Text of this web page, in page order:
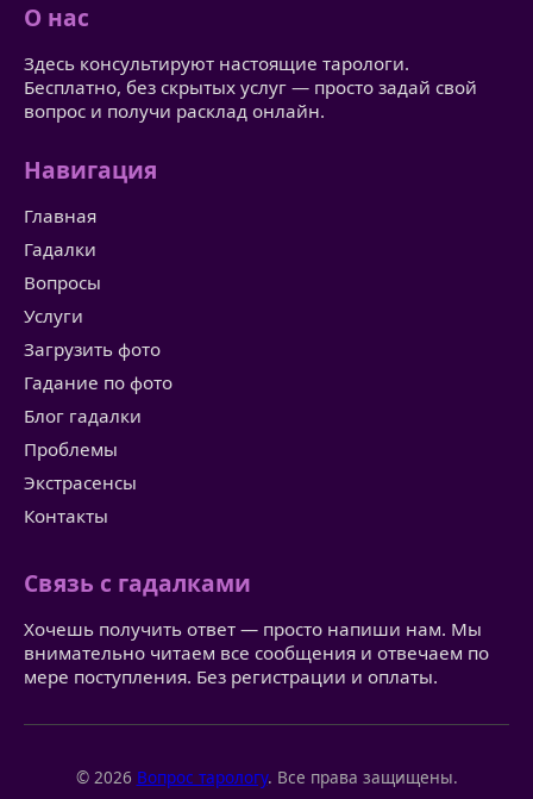
О нас
Здесь консультируют настоящие тарологи.
Бесплатно, без скрытых услуг — просто задай свой
вопрос и получи расклад онлайн.
Навигация
Главная
Гадалки
Вопросы
Услуги
Загрузить фото
Гадание по фото
Блог гадалки
Проблемы
Экстрасенсы
Контакты
Связь с гадалками
Хочешь получить ответ — просто напиши нам. Мы
внимательно читаем все сообщения и отвечаем по
мере поступления. Без регистрации и оплаты.
© 2026 Вопрос тарологу. Все права защищены.